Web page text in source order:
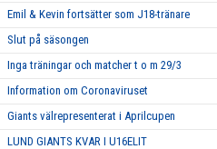
Emil & Kevin fortsätter som J18-tränare
Slut på säsongen
Inga träningar och matcher t o m 29/3
Information om Coronaviruset
Giants välrepresenterat i Aprilcupen
LUND GIANTS KVAR I U16ELIT